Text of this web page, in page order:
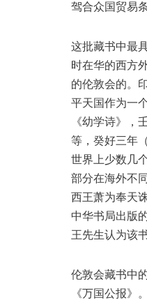
驾合众国贸易
这批藏书中最
时在华的西方
的伦敦会的。
平天国作为一
《幼学诗》，
等，癸好三年
世界上少数几
部分在海外不
西王萧为奉天
中华书局出版
王先生认为该
伦敦会藏书中
《万国公报》